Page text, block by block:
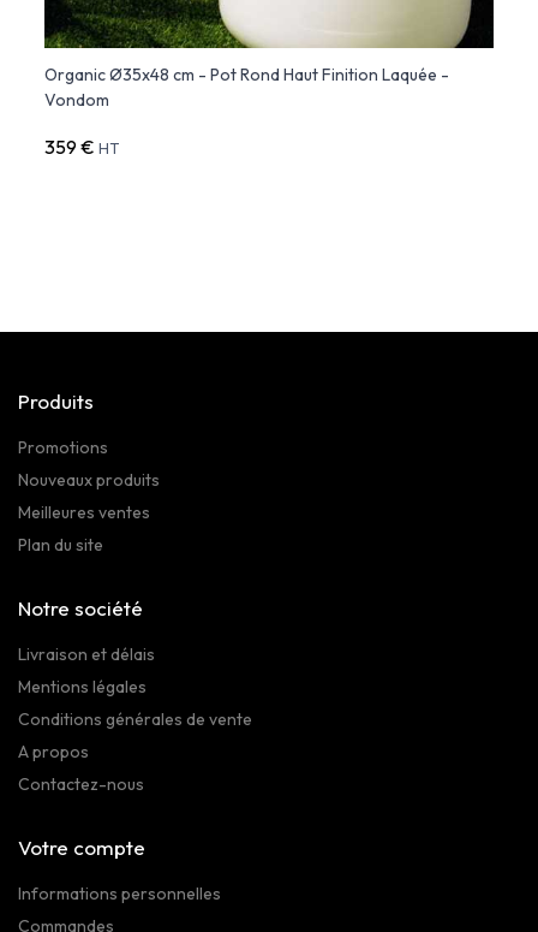
Organic Ø35x48 cm - Pot Rond Haut Finition Laquée -
Vondom
359 € HT
Produits
Promotions
Nouveaux produits
Meilleures ventes
Plan du site
Notre société
Livraison et délais
Mentions légales
Conditions générales de vente
A propos
Contactez-nous
Votre compte
Informations personnelles
Commandes